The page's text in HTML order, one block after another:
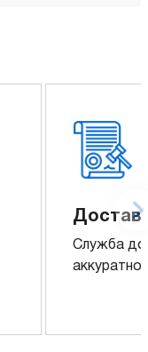
Служба
аккуратно